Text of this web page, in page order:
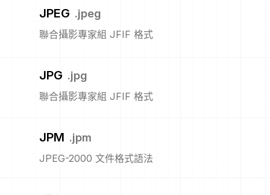
JPEG .jpeg
聯合攝影專家組 JFIF 格式
JPG .jpg
聯合攝影專家組 JFIF 格式
JPM .jpm
JPEG-2000 文件格式語法